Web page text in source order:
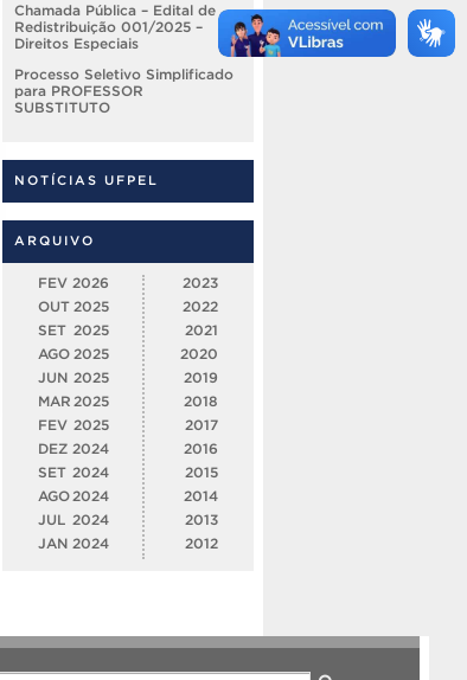
Chamada Pública – Edital de
Redistribuição 001/2025 –
Direitos Especiais
Processo Seletivo Simplificado
para PROFESSOR
SUBSTITUTO
NOTÍCIAS UFPEL
ARQUIVO
FEV 2026
OUT 2025
SET 2025
AGO 2025
JUN 2025
MAR 2025
FEV 2025
DEZ 2024
SET 2024
AGO 2024
JUL 2024
JAN 2024
2023
2022
2021
2020
2019
2018
2017
2016
2015
2014
2013
2012